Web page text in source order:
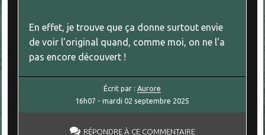
En effet, je trouve que ça donne surtout envie
de voir l'original quand, comme moi, on ne l'a
pas encore découvert !
Écrit par :Aurore
16h07 -mardi 02 septembre 2025
RÉPONDRE À CE COMMENTAIRE